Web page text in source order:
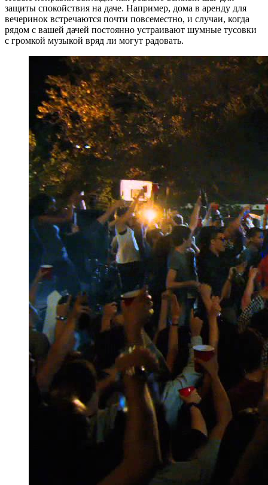
защиты спокойствия на даче. Например, дома в аренду для
вечеринок встречаются почти повсеместно, и случаи, когда
рядом с вашей дачей постоянно устраивают шумные тусовки
с громкой музыкой вряд ли могут радовать.